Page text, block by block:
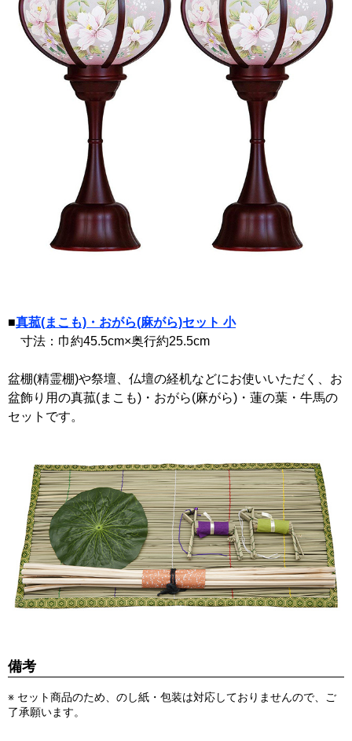
■真菰(まこも)・おがら(麻がら)セット 小
寸法：巾約45.5cm×奥行約25.5cm
盆棚(精霊棚)や祭壇、仏壇の経机などにお使いいただく、お
盆飾り用の真菰(まこも)・おがら(麻がら)・蓮の葉・牛馬の
セットです。
備考
※ セット商品のため、のし紙・包装は対応しておりませんので、ご
了承願います。